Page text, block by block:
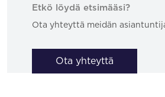
Etkö löydä etsimääsi?
Ota yhteyttä meidän
Ota yhteyttä